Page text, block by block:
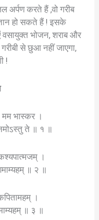
अर्पण करते हैं ,वो गरीब
हो सकते हैं ! इसके
वसायुक्त भोजन, शराब और
से छुआ नहीं जाएगा,
!
भास्कर ।
ते ॥ १ ॥
।
॥ २ ॥
।
॥ ३ ॥